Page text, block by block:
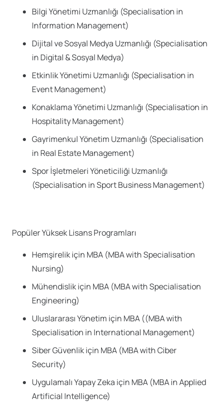
Bilgi Yönetimi Uzmanlığı (Specialisation in
Information Management)
Dijital ve Sosyal Medya Uzmanlığı (Specialisation
in Digital & Sosyal Medya)
Etkinlik Yönetimi Uzmanlığı (Specialisation in
Event Management)
Konaklama Yönetimi Uzmanlığı (Specialisation in
Hospitality Management)
Gayrimenkul Yönetim Uzmanlığı (Specialisation
in Real Estate Management)
Spor İşletmeleri Yöneticiliği Uzmanlığı
(Specialisation in Sport Business Management)
Popüler Yüksek Lisans Programları
Hemşirelik için MBA (MBA with Specialisation
Nursing)
Mühendislik için MBA (MBA with Specialisation
Engineering)
Uluslararası Yönetim için MBA ((MBA with
Specialisation in International Management)
Siber Güvenlik için MBA (MBA with Ciber
Security)
Uygulamalı Yapay Zeka için MBA (MBA in Applied
Artificial Intelligence)